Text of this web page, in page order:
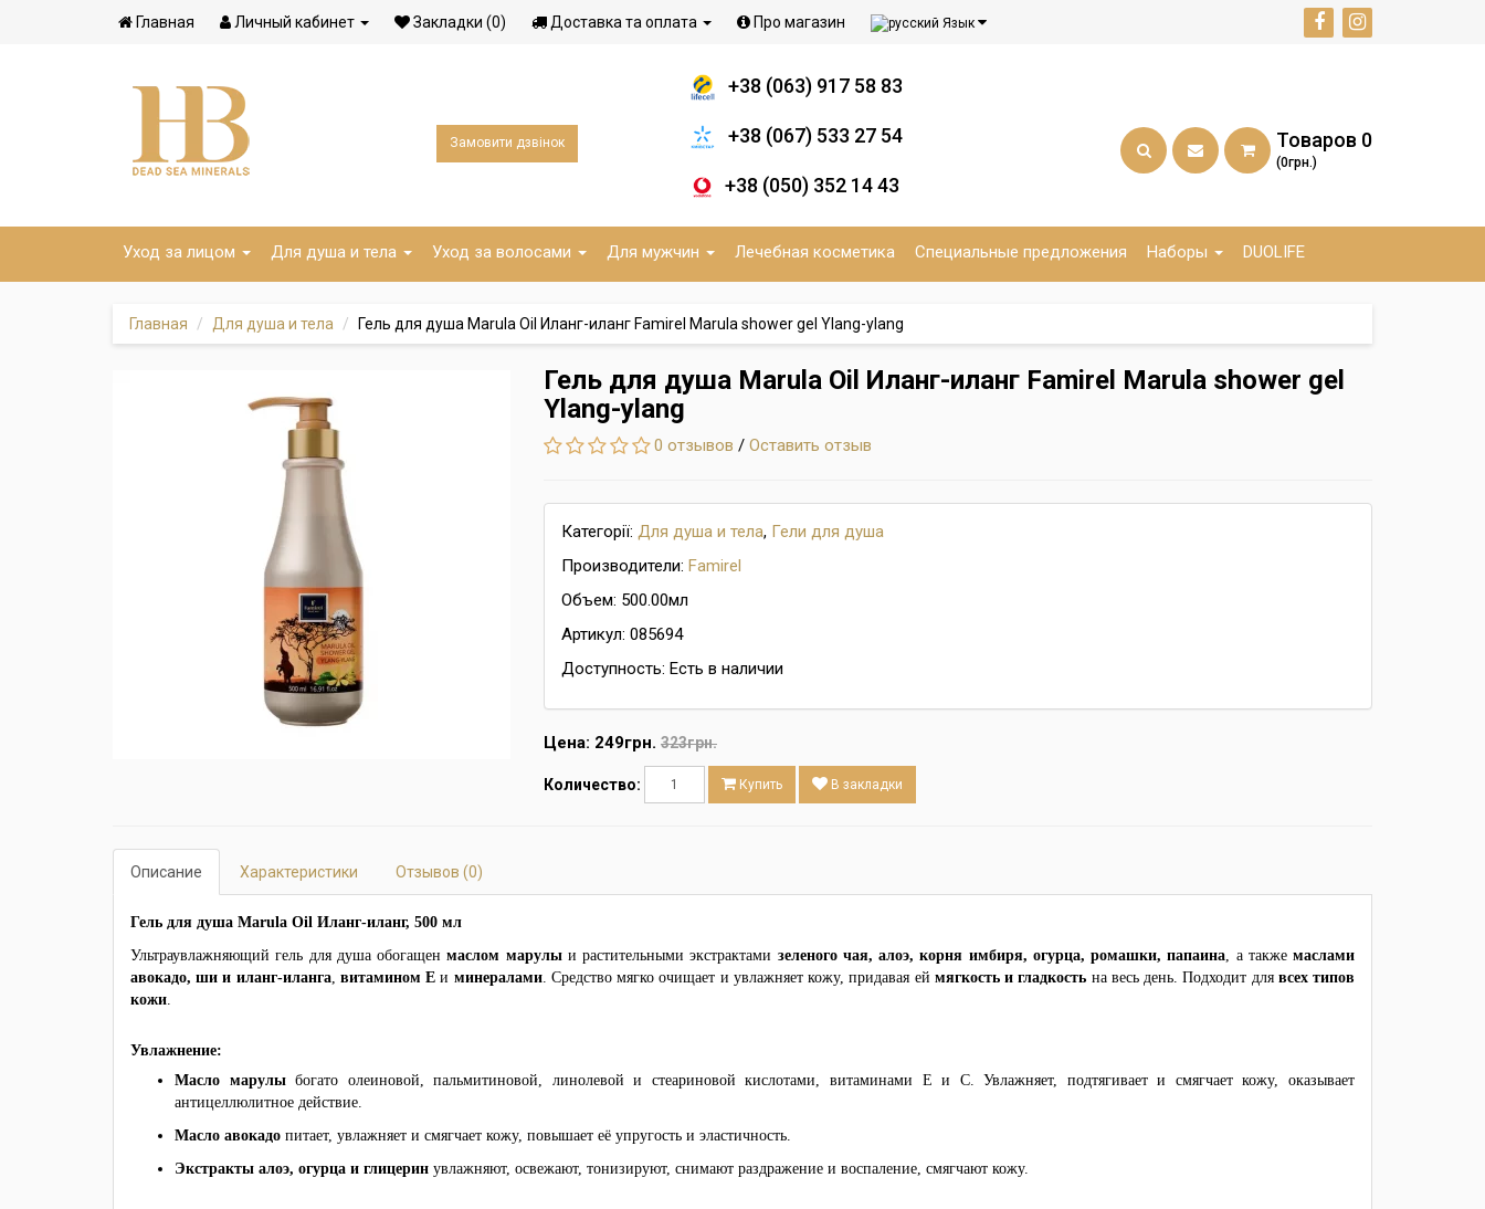
Главная Личный кабинет Закладки (0) Доставка та оплата Про магазин Язык
Замовити дзвінок
+38 (063) 917 58 83
+38 (067) 533 27 54
+38 (050) 352 14 43
Товаров 0
(0грн.)
Уход за лицом Для душа и тела Уход за волосами Для мужчин Лечебная косметика Специальные предложения Наборы DUOLIFE
Главная Для душа и тела Гель для душа Marula Oil Иланг-иланг Famirel Marula shower gel Ylang-ylang
Гель для душа Marula Oil Иланг-иланг Famirel Marula shower gel
Ylang-ylang
0 отзывов / Оставить отзыв
Категорії: Для душа и тела, Гели для душа
Производители: Famirel
Объем: 500.00мл
Артикул: 085694
Доступность: Есть в наличии
Цена: 249грн. 323грн.
Количество: Купить В закладки
Описание Характеристики Отзывов (0)
Гель для душа Marula Oil Иланг-иланг, 500 мл
Ультраувлажняющий гель для душа обогащен маслом марулы и растительными экстрактами зеленого чая, алоэ, корня имбиря, огурца, ромашки, папаина, а также маслами
авокадо, ши и иланг-иланга, витамином Е и минералами. Средство мягко очищает и увлажняет кожу, придавая ей мягкость и гладкость на весь день. Подходит для всех типов
кожи.
Увлажнение:
Масло марулы богато олеиновой, пальмитиновой, линолевой и стеариновой кислотами, витаминами Е и С. Увлажняет, подтягивает и смягчает кожу, оказывает
антицеллюлитное действие.
Масло авокадо питает, увлажняет и смягчает кожу, повышает её упругость и эластичность.
Экстракты алоэ, огурца и глицерин увлажняют, освежают, тонизируют, снимают раздражение и воспаление, смягчают кожу.